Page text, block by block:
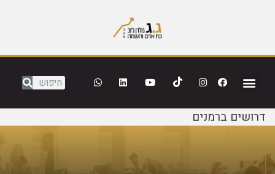
דרושים ברמנים